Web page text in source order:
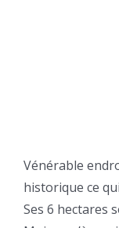
Vénérable
historique ce
Ses 6 hectares